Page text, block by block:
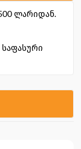
ლარიდან.
საფასური